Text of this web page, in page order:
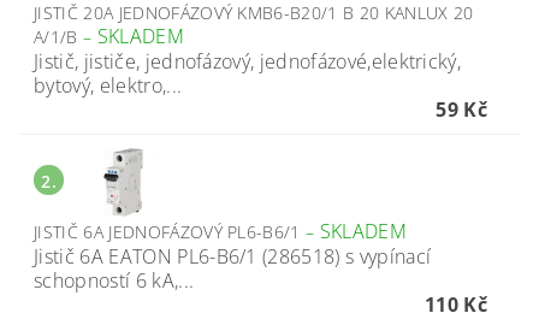
JISTIČ 20A JEDNOFÁZOVÝ KMB6-B20/1 B 20 KANLUX 20
A/1/B– SKLADEM
Jistič, jističe, jednofázový, jednofázové,elektrický,
bytový, elektro,...
59 Kč
2.
JISTIČ 6A JEDNOFÁZOVÝ PL6-B6/1– SKLADEM
Jistič 6A EATON PL6-B6/1 (286518) s vypínací
schopností 6 kA,...
110 Kč